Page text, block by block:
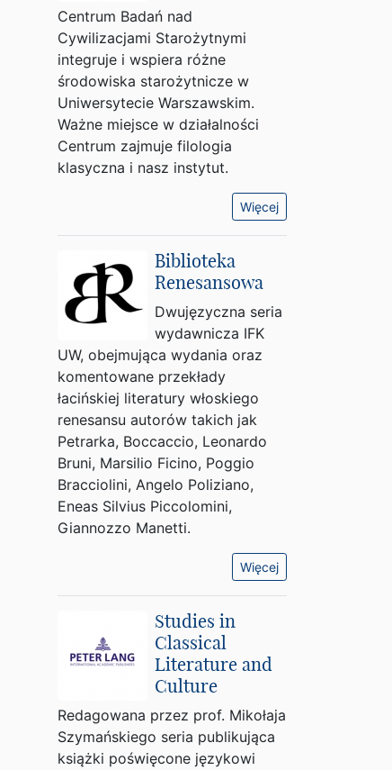
Centrum Badań nad
Cywilizacjami Starożytnymi
integruje i wspiera różne
środowiska starożytnicze w
Uniwersytecie Warszawskim.
Ważne miejsce w działalności
Centrum zajmuje filologia
klasyczna i nasz instytut.
Więcej
Biblioteka
Renesansowa
Dwujęzyczna seria
wydawnicza IFK
UW, obejmująca wydania oraz
komentowane przekłady
łacińskiej literatury włoskiego
renesansu autorów takich jak
Petrarka, Boccaccio, Leonardo
Bruni, Marsilio Ficino, Poggio
Bracciolini, Angelo Poliziano,
Eneas Silvius Piccolomini,
Giannozzo Manetti.
Więcej
Studies in
Classical
Literature and
Culture
Redagowana przez prof. Mikołaja
Szymańskiego seria publikująca
książki poświęcone językowi